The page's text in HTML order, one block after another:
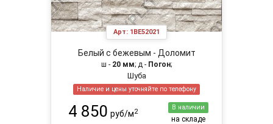
Арт: 1BE52021
Белый с бежевым - Доломит
ш - 20 мм; д - Погон;
Шуба
Наличие и цены уточняйте по телефону
4 850 руб/м2
В наличии
на складе